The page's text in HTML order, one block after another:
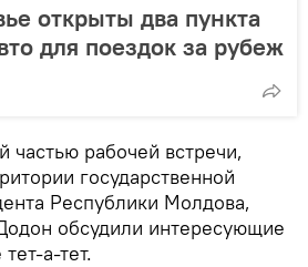
открыты два пункта
для поездок за рубеж
рабочей встречи,
государственной
Республики Молдова,
обсудили интересующие
а-тет.